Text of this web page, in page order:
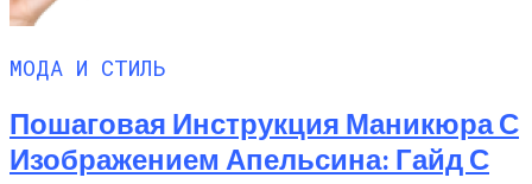
МОДА И СТИЛЬ
Пошаговая Инструкция Маникюра С
Изображением Апельсина: Гайд С